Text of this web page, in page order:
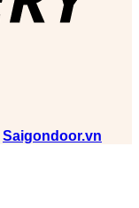
Saigondoor.vn